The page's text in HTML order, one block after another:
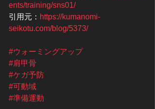
ents/training/sns01/
引用元： https://kumanomi-
seikotu.com/blog/5373/
#ウォーミングアップ
#肩甲骨
#ケガ予防
#可動域
#準備運動